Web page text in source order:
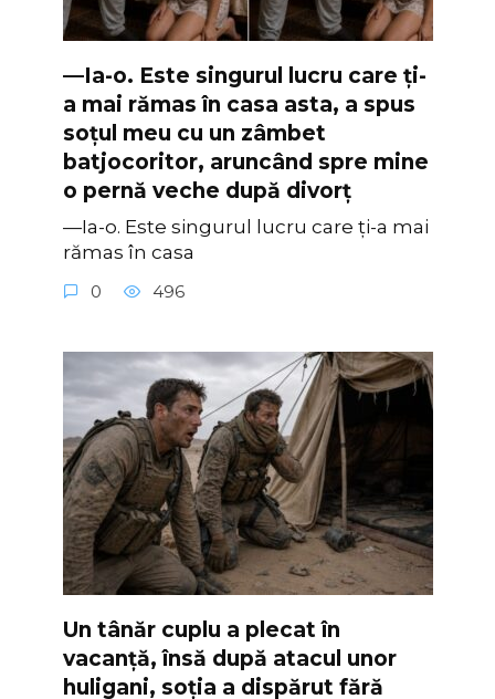
—Ia-o. Este singurul lucru care ți-
a mai rămas în casa asta, a spus
soțul meu cu un zâmbet
batjocoritor, aruncând spre mine
o pernă veche după divorț
—Ia-o. Este singurul lucru care ți-a mai
rămas în casa
0 496
Un tânăr cuplu a plecat în
vacanță, însă după atacul unor
huligani, soția a dispărut fără